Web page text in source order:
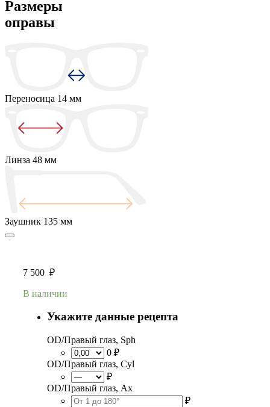
Размеры
оправы
Переносица 14 мм
Линза 48 мм
Заушник 135 мм
7 500 ₽
В наличии
Укажите данные рецепта
OD/Правый глаз, Sph
0 ₽
OD/Правый глаз, Cyl
₽
OD/Правый глаз, Ax
₽